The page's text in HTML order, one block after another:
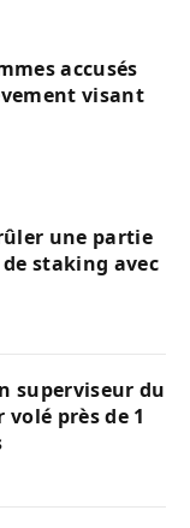
accusés
visant
une partie
staking avec
superviseur du
volé près de 1